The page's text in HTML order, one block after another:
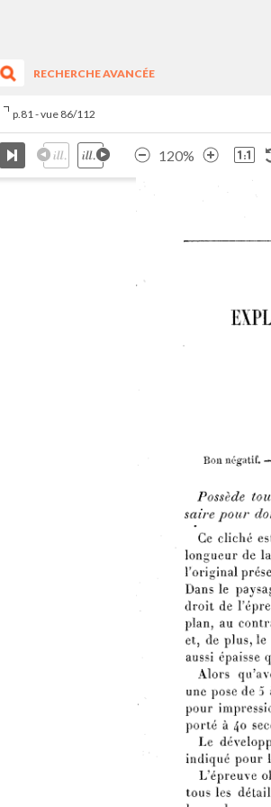
RECHERCHE AVANCÉE
p.81 - vue 86/112
120%